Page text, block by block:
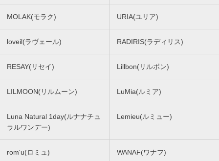
MOLAK(モラク) URIA(ユリア)
loveil(ラヴェール) RADIRIS(ラディリス)
RESAY(リセイ) Lillbon(リルボン)
LILMOON(リルムーン) LuMia(ルミア)
Luna Natural 1day(ルナナチュ
ラルワンデー)
Lemieu(ルミュー)
rom'u(ロミュ) WANAF(ワナフ)